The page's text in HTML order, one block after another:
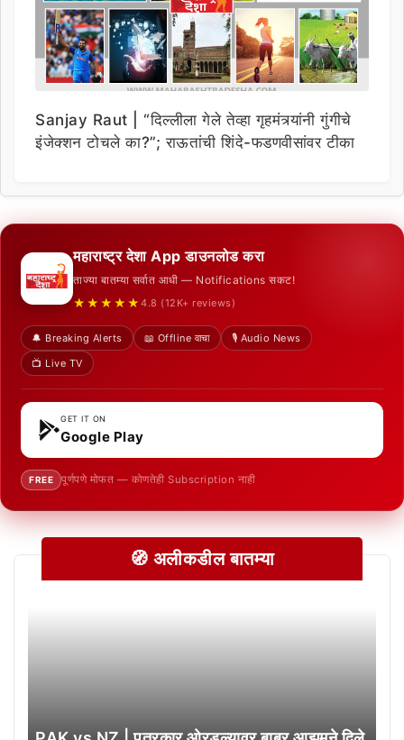
Sanjay Raut | “दिल्लीला गेले तेव्हा गृहमंत्र्यांनी गुंगीचे
इंजेक्शन टोचले का?”; राऊतांची शिंदे-फडणवीसांवर टीका
महाराष्ट्र देशा App डाउनलोड करा
ताज्या बातम्या सर्वात आधी — Notifications सकट!
★★★★★ 4.8 (12K+ reviews)
🔔 Breaking Alerts 📖 Offline वाचा
🎙️ Audio News
📺 Live TV
GET IT ON
Google Play
FREE पूर्णपणे मोफत — कोणतेही Subscription नाही
🧭 अलीकडील बातम्या